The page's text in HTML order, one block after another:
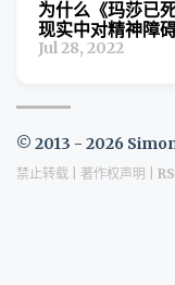
为什么《玛莎已
现实中对精神障
Jul 28, 2022
© 2013 - 2026
禁止转载 | 著作权声明